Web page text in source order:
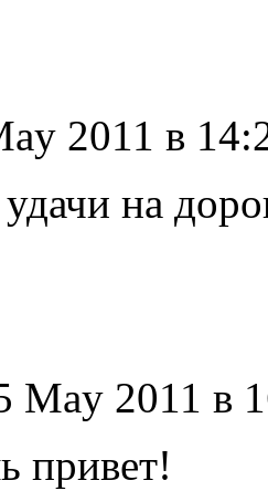
2011 в
на
May 2011 в
привет!